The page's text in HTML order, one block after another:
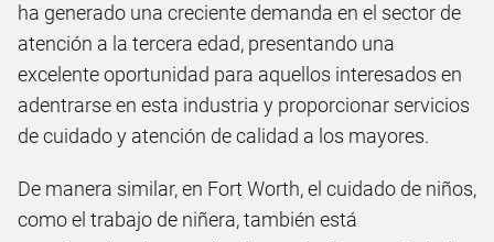
ha generado una creciente demanda en el sector de
atención a la tercera edad, presentando una
excelente oportunidad para aquellos interesados en
adentrarse en esta industria y proporcionar servicios
de cuidado y atención de calidad a los mayores.
De manera similar, en Fort Worth, el cuidado de niños,
como el trabajo de niñera, también está